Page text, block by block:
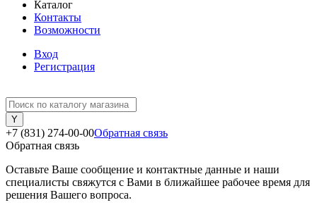
Каталог
Контакты
Возможности
Вход
Регистрация
+7 (831) 274-00-00Обратная связь
Обратная связь
Оставьте Ваше сообщение и контактные данные и наши
специалисты свяжутся с Вами в ближайшее рабочее время для
решения Вашего вопроса.